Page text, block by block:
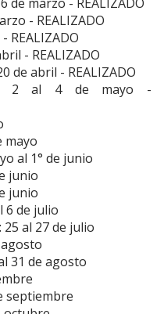
- REALIZADO
REALIZADO
- REALIZADO
de abril - REALIZADO
2 al 4 de mayo -
mayo
al 1° de junio
junio
junio
6 de julio
al 27 de julio
31 de agosto
septiembre